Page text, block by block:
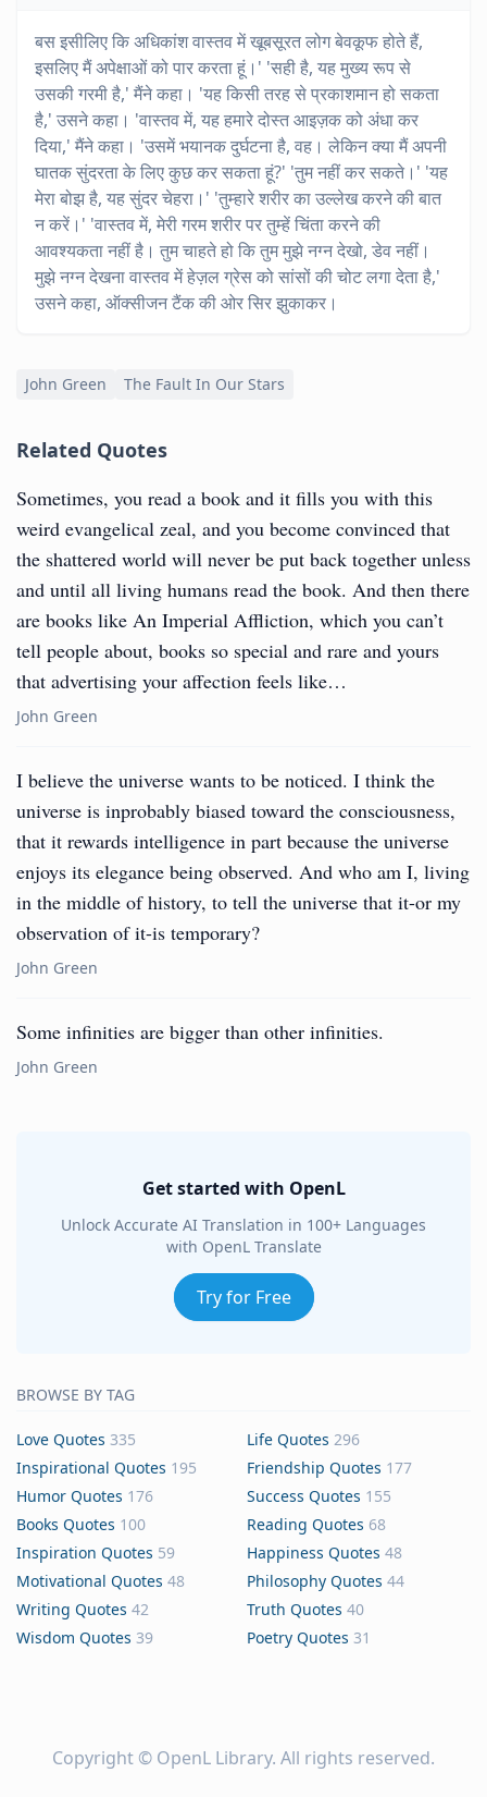
बस इसीलिए कि अधिकांश वास्तव में खूबसूरत लोग बेवकूफ होते हैं,
इसलिए मैं अपेक्षाओं को पार करता हूं।' 'सही है, यह मुख्य रूप से
उसकी गरमी है,' मैंने कहा। 'यह किसी तरह से प्रकाशमान हो सकता
है,' उसने कहा। 'वास्तव में, यह हमारे दोस्त आइज़क को अंधा कर
दिया,' मैंने कहा। 'उसमें भयानक दुर्घटना है, वह। लेकिन क्या मैं अपनी
घातक सुंदरता के लिए कुछ कर सकता हूं?' 'तुम नहीं कर सकते।' 'यह
मेरा बोझ है, यह सुंदर चेहरा।' 'तुम्हारे शरीर का उल्लेख करने की बात
न करें।' 'वास्तव में, मेरी गरम शरीर पर तुम्हें चिंता करने की
आवश्यकता नहीं है। तुम चाहते हो कि तुम मुझे नग्न देखो, डेव नहीं।
मुझे नग्न देखना वास्तव में हेज़ल ग्रेस को सांसों की चोट लगा देता है,'
उसने कहा, ऑक्सीजन टैंक की ओर सिर झुकाकर।
John Green The Fault In Our Stars
Related Quotes
Sometimes, you read a book and it fills you with this
weird evangelical zeal, and you become convinced that
the shattered world will never be put back together unless
and until all living humans read the book. And then there
are books like An Imperial Affliction, which you can’t
tell people about, books so special and rare and yours
that advertising your affection feels like…
John Green
I believe the universe wants to be noticed. I think the
universe is inprobably biased toward the consciousness,
that it rewards intelligence in part because the universe
enjoys its elegance being observed. And who am I, living
in the middle of history, to tell the universe that it-or my
observation of it-is temporary?
John Green
Some infinities are bigger than other infinities.
John Green
Get started with OpenL
Unlock Accurate AI Translation in 100+ Languages
with OpenL Translate
Try for Free
BROWSE BY TAG
Love Quotes 335 Life Quotes 296
Inspirational Quotes 195 Friendship Quotes 177
Humor Quotes 176 Success Quotes 155
Books Quotes 100 Reading Quotes 68
Inspiration Quotes 59 Happiness Quotes 48
Motivational Quotes 48 Philosophy Quotes 44
Writing Quotes 42 Truth Quotes 40
Wisdom Quotes 39 Poetry Quotes 31
Copyright © OpenL Library. All rights reserved.